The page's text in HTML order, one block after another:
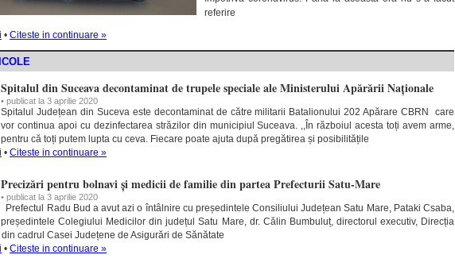
referire
• Citeste in continuare »
Spitalul din Suceava decontaminat de trupele speciale ale Ministerului Apărării Naționale
• publicat la 3 aprilie 2020
Spitalul Județean din Suceva este decontaminat de către militarii Batalionului 202 Apărare CBRN care
vor continua apoi cu dezinfectarea străzilor din municipiul Suceava. ,,În războiul acesta toți avem arme,
pentru că toți putem lupta cu ceva. Fiecare poate ajuta după pregătirea și posibilitățile
• Citeste in continuare »
Precizări pentru bolnavi și medicii de familie din partea Prefecturii Satu-Mare
• publicat la 3 aprilie 2020
Prefectul Radu Bud a avut azi o întâlnire cu președintele Consiliului Județean Satu Mare, Pataki Csaba,
președintele Colegiului Medicilor din județul Satu Mare, dr. Călin Bumbuluț, directorul executiv, Direcția
cadrul Casei Județene de Asigurări de Sănătate
• Citeste in continuare »